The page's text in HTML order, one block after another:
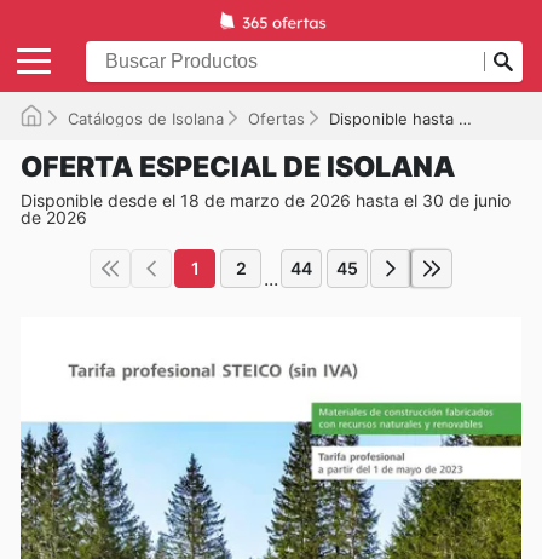
Catálogos de Isolana Ofertas Disponible hasta el 30/06/2026
OFERTA ESPECIAL DE ISOLANA
Disponible desde el 18 de marzo de 2026 hasta el 30 de junio
de 2026
1 2 ... 44 45